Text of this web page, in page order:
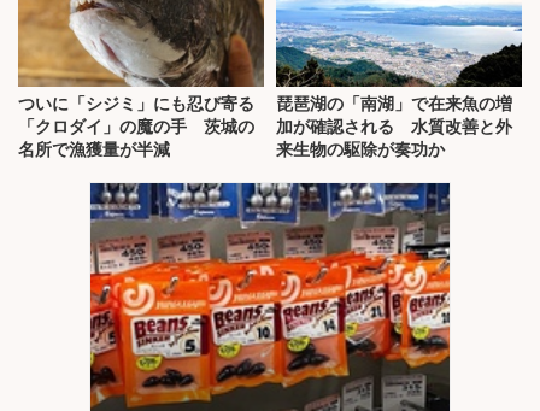
ついに「シジミ」にも忍び寄る
「クロダイ」の魔の手 茨城の
名所で漁獲量が半減
琵琶湖の「南湖」で在来魚の増
加が確認される 水質改善と外
来生物の駆除が奏功か